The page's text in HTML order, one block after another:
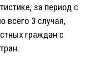
за период с
всего 3 случая,
граждан с